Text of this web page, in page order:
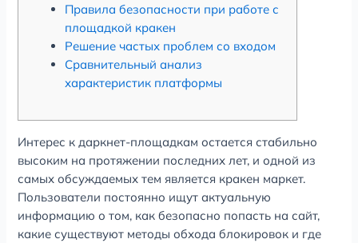
Правила безопасности при работе с
площадкой кракен
Решение частых проблем со входом
Сравнительный анализ
характеристик платформы
Интерес к даркнет-площадкам остается стабильно
высоким на протяжении последних лет, и одной из
самых обсуждаемых тем является кракен маркет.
Пользователи постоянно ищут актуальную
информацию о том, как безопасно попасть на сайт,
какие существуют методы обхода блокировок и где